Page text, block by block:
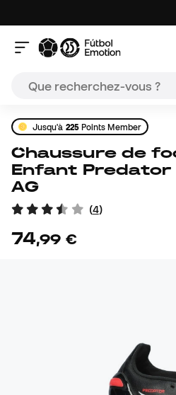
Jusqu'à 225Points Member
Chaussure de football adidas
Enfant Predator
AG
(4)
74,99 €